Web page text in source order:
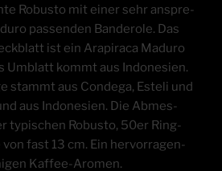
Robus­to mit einer sehr anspre­
pas­sen­den Ban­de­ro­le. Das
ist ein Ara­pi­ra­ca Madu­ro
Umblatt kommt aus Indo­ne­si­en.
stammt aus Con­de­ga, Este­li und
aus Indo­ne­si­en. Die Abmes­
typi­schen Robus­to, 50er Ring­
von fast 13 cm. Ein her­vor­ra­gen­
Kaffee-Aromen.